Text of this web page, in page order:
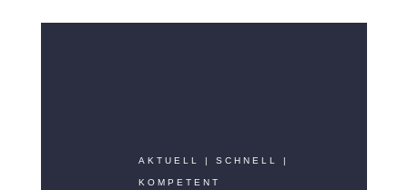
AKTUELL | SCHNELL |
KOMPETENT